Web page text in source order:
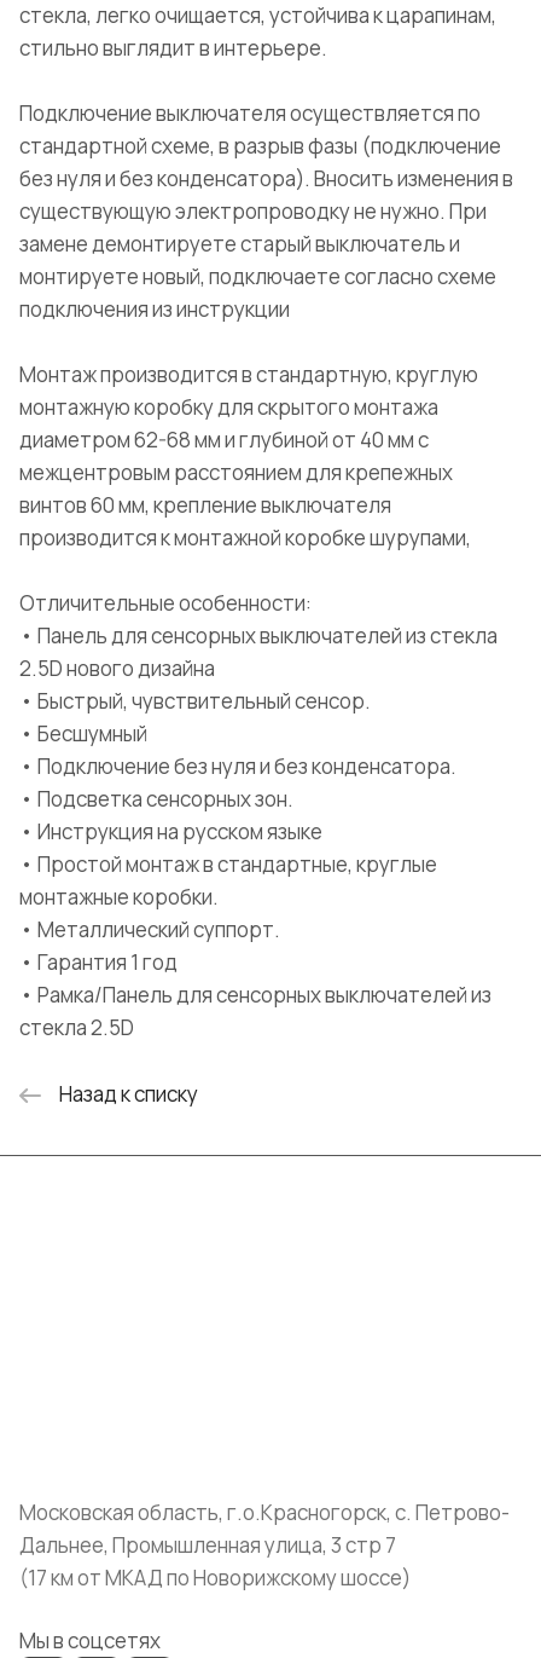
стекла, легко очищается, устойчива к царапинам,
стильно выглядит в интерьере.
Подключение выключателя осуществляется по
стандартной схеме, в разрыв фазы (подключение
без нуля и без конденсатора). Вносить изменения в
существующую электропроводку не нужно. При
замене демонтируете старый выключатель и
монтируете новый, подключаете согласно схеме
подключения из инструкции
Монтаж производится в стандартную, круглую
монтажную коробку для скрытого монтажа
диаметром 62-68 мм и глубиной от 40 мм с
межцентровым расстоянием для крепежных
винтов 60 мм, крепление выключателя
производится к монтажной коробке шурупами,
Отличительные особенности:
• Панель для сенсорных выключателей из стекла
2.5D нового дизайна
• Быстрый, чувствительный сенсор.
• Бесшумный
• Подключение без нуля и без конденсатора.
• Подсветка сенсорных зон.
• Инструкция на русском языке
• Простой монтаж в стандартные, круглые
монтажные коробки.
• Металлический суппорт.
• Гарантия 1 год
• Рамка/Панель для сенсорных выключателей из
стекла 2.5D
Назад к списку
Московская область, г.о.Красногорск, с. Петрово-
Дальнее, Промышленная улица, 3 стр 7
(17 км от МКАД по Новорижскому шоссе)
Мы в соцсетях